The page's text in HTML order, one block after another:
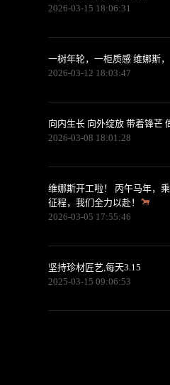
2026-03-15 18:06:31
一树年轮，一柜质感 维娜斯
2026-03-12 18:03:47
向内生长 向外绽放 带着锋芒
2026-03-08 18:01:28
维娜斯开工啦！ 丙午马年，
征程，我们全力以赴！
2026-03-05 17:55:46
坚持珍材匠艺,每天3.15
2025-03-15 09:06:53